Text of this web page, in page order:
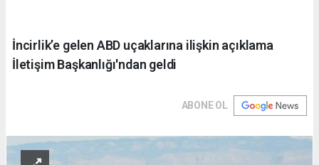
İncirlik’e gelen ABD uçaklarına ilişkin açıklama
İletişim Başkanlığı'ndan geldi
ABONE OL